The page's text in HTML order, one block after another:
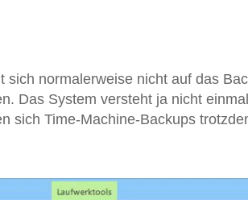
sich normalerweise nicht auf das
Das System versteht ja nicht
sich Time-Machine-Backups